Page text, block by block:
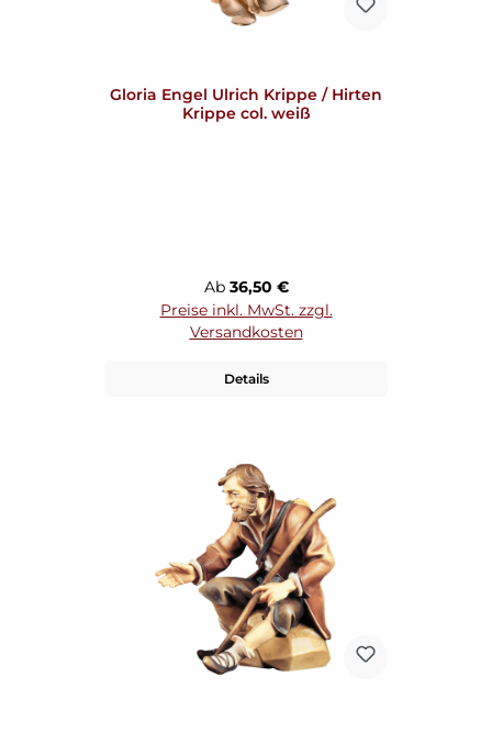
Gloria Engel Ulrich Krippe / Hirten
Krippe col. weiß
Regulärer Preis:
Ab 36,50 €
Preise inkl. MwSt. zzgl.
Versandkosten
Details